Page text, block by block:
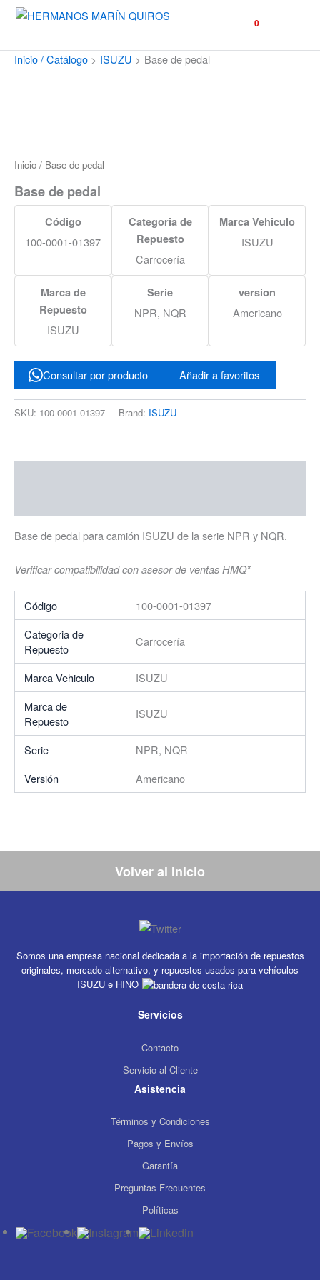
0
Inicio / Catálogo > ISUZU > Base de pedal
Inicio / Base de pedal
Base de pedal
Código
100-0001-01397
Categoria de
Repuesto
Carrocería
Marca Vehiculo
ISUZU
Marca de
Repuesto
ISUZU
Serie
NPR, NQR
version
Americano
Consultar por producto Añadir a favoritos
SKU: 100-0001-01397 Brand: ISUZU
Base de pedal para camión ISUZU de la serie NPR y NQR.
Verificar compatibilidad con asesor de ventas HMQ*
Código
100-0001-01397
Categoria de
Repuesto
Carrocería
Marca Vehiculo
ISUZU
Marca de
Repuesto
ISUZU
Serie
NPR, NQR
Versión
Americano
Volver al Inicio
Somos una empresa nacional dedicada a la importación de repuestos
originales, mercado alternativo, y repuestos usados para vehículos
ISUZU e HINO
Servicios
Contacto
Servicio al Cliente
Asistencia
Términos y Condiciones
Pagos y Envíos
Garantía
Preguntas Frecuentes
Políticas